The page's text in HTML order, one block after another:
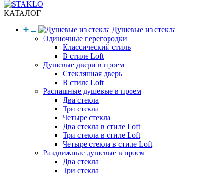
КАТАЛОГ
Душевые из стекла
Одиночные перегородки
Классический стиль
В стиле Loft
Душевые двери в проем
Стеклянная дверь
В стиле Loft
Распашные душевые в проем
Два стекла
Три стекла
Четыре стекла
Два стекла в стиле Loft
Три стекла в стиле Loft
Четыре стекла в стиле Loft
Раздвижные душевые в проем
Два стекла
Три стекла